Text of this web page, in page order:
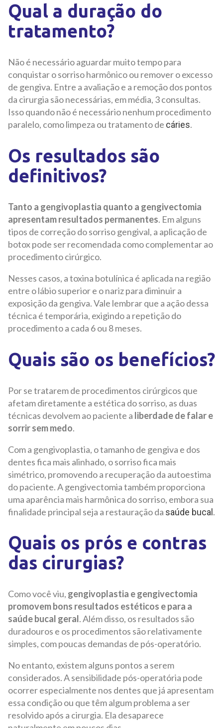
Qual a duração do
tratamento?
Não é necessário aguardar muito tempo para
conquistar o sorriso harmônico ou remover o excesso
de gengiva. Entre a avaliação e a remoção dos pontos
da cirurgia são necessárias, em média, 3 consultas.
Isso quando não é necessário nenhum procedimento
paralelo, como limpeza ou tratamento de cáries.
Os resultados são
definitivos?
Tanto a gengivoplastia quanto a gengivectomia
apresentam resultados permanentes. Em alguns
tipos de correção do sorriso gengival, a aplicação de
botox pode ser recomendada como complementar ao
procedimento cirúrgico.
Nesses casos, a toxina botulínica é aplicada na região
entre o lábio superior e o nariz para diminuir a
exposição da gengiva. Vale lembrar que a ação dessa
técnica é temporária, exigindo a repetição do
procedimento a cada 6 ou 8 meses.
Quais são os benefícios?
Por se tratarem de procedimentos cirúrgicos que
afetam diretamente a estética do sorriso, as duas
técnicas devolvem ao paciente a liberdade de falar e
sorrir sem medo.
Com a gengivoplastia, o tamanho de gengiva e dos
dentes fica mais alinhado, o sorriso fica mais
simétrico, promovendo a recuperação da autoestima
do paciente. Agengivectomia também proporciona
uma aparência mais harmônica do sorriso, embora sua
finalidade principal seja a restauração da saúde bucal.
Quais os prós e contras
das cirurgias?
Como você viu, gengivoplastia e gengivectomia
promovem bons resultados estéticos e para a
saúde bucal geral. Além disso, os resultados são
duradouros e os procedimentos são relativamente
simples, com poucas demandas de pós-operatório.
No entanto, existem alguns pontos a serem
considerados. A sensibilidade pós-operatória pode
ocorrer especialmente nos dentes que já apresentam
essa condição ou que têm algum problema a ser
resolvido após a cirurgia. Ela desaparece